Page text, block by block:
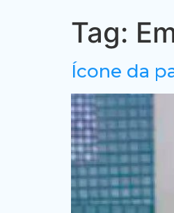
Tag:
Ícone da